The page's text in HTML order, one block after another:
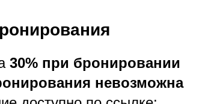
30% при бронировании
невозможна